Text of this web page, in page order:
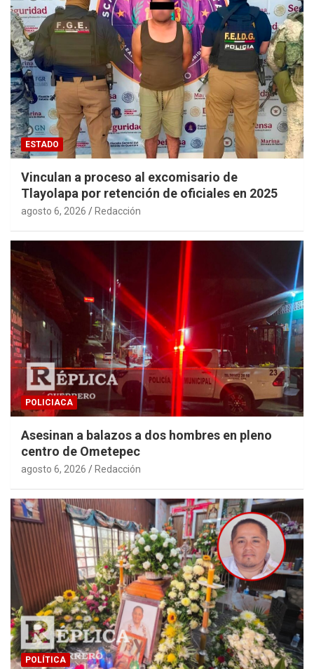
ESTADO
Vinculan a proceso al excomisario de
Tlayolapa por retención de oficiales en 2025
agosto 6, 2026 Redacción
POLICIACA
Asesinan a balazos a dos hombres en pleno
centro de Ometepec
agosto 6, 2026 Redacción
POLÍTICA